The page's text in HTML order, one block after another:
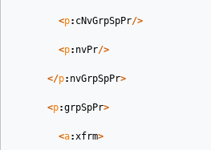
<p: cNvGrpSpPr/>
<p: nvPr/>
</p: nvGrpSpPr>
<p:grpSpPr>
<a:xfrm>